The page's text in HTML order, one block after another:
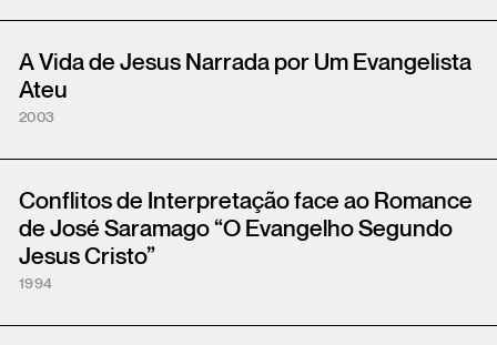
A Vida de Jesus Narrada por Um Evangelista
Ateu
2003
Conflitos de Interpretação face ao Romance
de José Saramago “O Evangelho Segundo
Jesus Cristo”
1994